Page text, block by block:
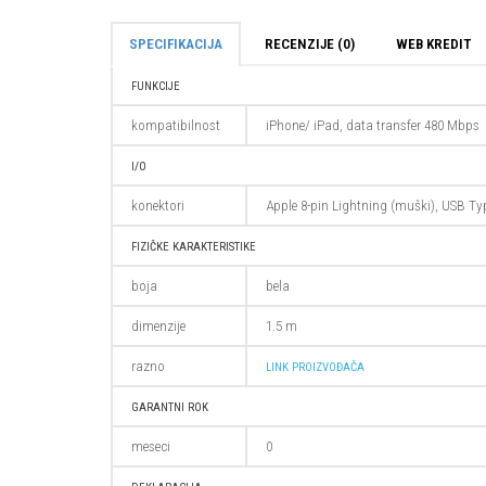
SPECIFIKACIJA RECENZIJE (0) WEB KREDIT
FUNKCIJE
kompatibilnost iPhone/ iPad, data transfer 480 Mbps
I/O
konektori Apple 8-pin Lightning (muški), USB
FIZIČKE KARAKTERISTIKE
boja bela
dimenzije 1.5 m
razno LINK PROIZVOĐAČA
GARANTNI ROK
meseci 0